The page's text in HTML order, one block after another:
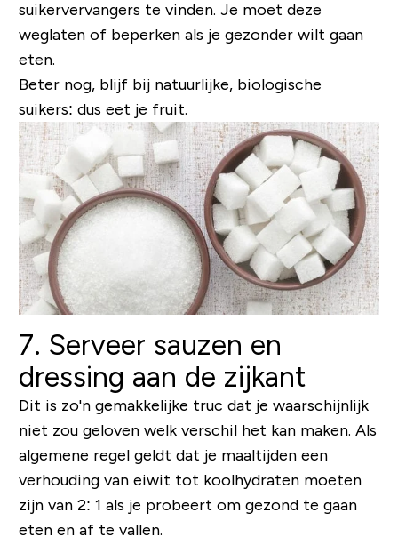
suikervervangers te vinden. Je moet deze
weglaten of beperken als je gezonder wilt gaan
eten.
Beter nog, blijf bij natuurlijke, biologische
suikers: dus eet je fruit.
7. Serveer sauzen en
dressing aan de zijkant
Dit is zo'n gemakkelijke truc dat je waarschijnlijk
niet zou geloven welk verschil het kan maken. Als
algemene regel geldt dat je maaltijden een
verhouding van eiwit tot koolhydraten moeten
zijn van 2: 1 als je probeert om gezond te gaan
eten en af te vallen.